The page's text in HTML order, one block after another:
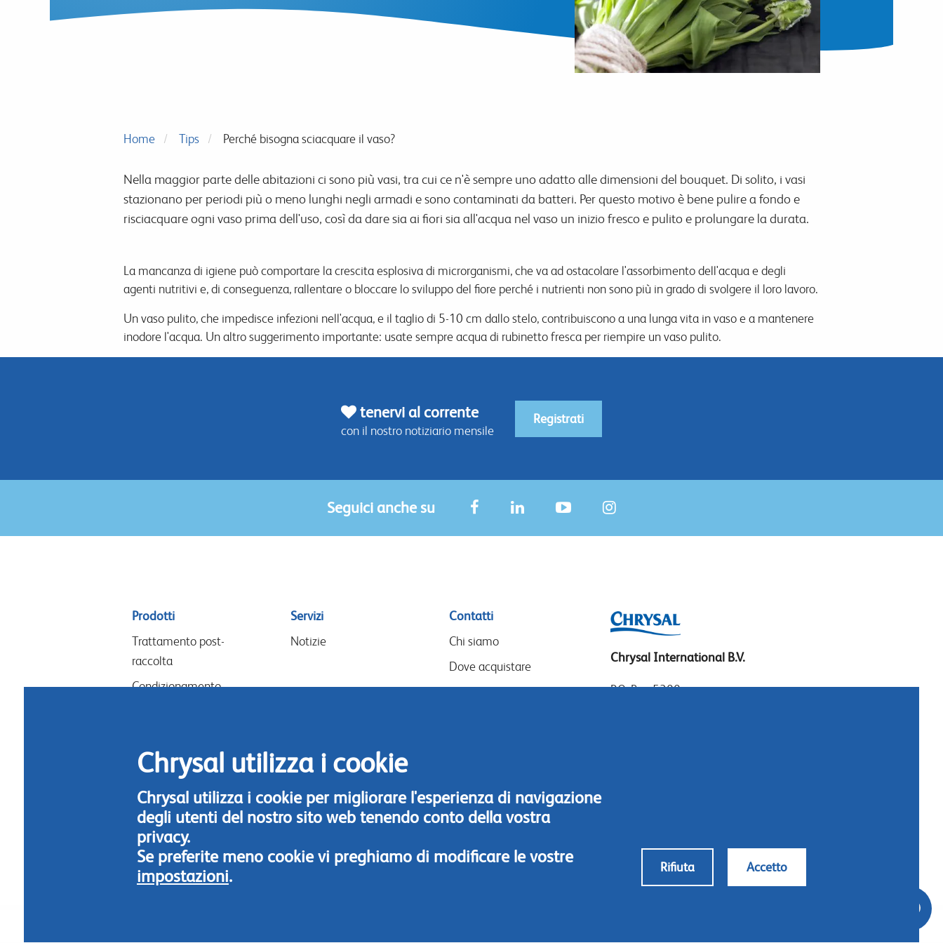
Home Tips Perché bisogna sciacquare il vaso?
Nella maggior parte delle abitazioni ci sono più vasi, tra cui ce n'è sempre uno adatto alle dimensioni del bouquet. Di solito, i vasi
stazionano per periodi più o meno lunghi negli armadi e sono contaminati da batteri. Per questo motivo è bene pulire a fondo e
risciacquare ogni vaso prima dell'uso, così da dare sia ai fiori sia all'acqua nel vaso un inizio fresco e pulito e prolungare la durata.
La mancanza di igiene può comportare la crescita esplosiva di microrganismi, che va ad ostacolare l'assorbimento dell'acqua e degli
agenti nutritivi e, di conseguenza, rallentare o bloccare lo sviluppo del fiore perché i nutrienti non sono più in grado di svolgere il loro lavoro.
Un vaso pulito, che impedisce infezioni nell'acqua, e il taglio di 5-10 cm dallo stelo, contribuiscono a una lunga vita in vaso e a mantenere
inodore l'acqua. Un altro suggerimento importante: usate sempre acqua di rubinetto fresca per riempire un vaso pulito.
tenervi al corrente
con il nostro notiziario mensile
Registrati
Seguici anche su
Sitemap
menu
Prodotti
Trattamento post-
raccolta
Condizionamento
Igiene
Servizi
Notizie
Contatti
Chi siamo
Dove acquistare
I nostri partner
Chrysal International B.V.
P.O. Box 5300
Chrysal utilizza i cookie
Chrysal utilizza i cookie per migliorare l'esperienza di navigazione
degli utenti del nostro sito web tenendo conto della vostra
privacy.
Se preferite meno cookie vi preghiamo di modificare le vostre
impostazioni. Rifiuta Accetto